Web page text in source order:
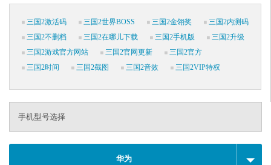
三国2激活码 三国2世界BOSS 三国2金翎奖
三国2内测码
三国2不删档
三国2在哪儿下载 三国2手机版
三国2升级
三国2游戏官方网站
三国2官网更新
三国2官方
三国2时间
三国2截图 三国2音效 三国2VIP特权
手机型号选择
华为